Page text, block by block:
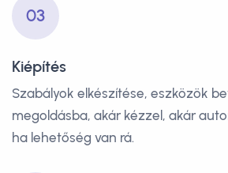
03
Kiépítés
Szabályok elkészítése, eszközök
megoldásba, akár kézzel, akár
ha lehetőség van rá.